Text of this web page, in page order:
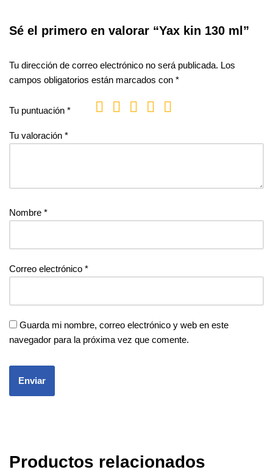
Sé el primero en valorar “Yax kin 130 ml”
Tu dirección de correo electrónico no será publicada. Los
campos obligatorios están marcados con *
Tu puntuación *
Tu valoración *
Nombre *
Correo electrónico *
Guarda mi nombre, correo electrónico y web en este
navegador para la próxima vez que comente.
Productos relacionados